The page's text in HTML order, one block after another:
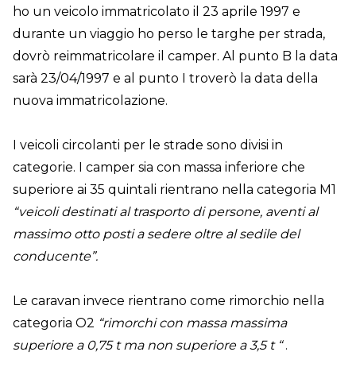
ho un veicolo immatricolato il 23 aprile 1997 e
durante un viaggio ho perso le targhe per strada,
dovrò reimmatricolare il camper. Al punto B la data
sarà 23/04/1997 e al punto I troverò la data della
nuova immatricolazione.
I veicoli circolanti per le strade sono divisi in
categorie. I camper sia con massa inferiore che
superiore ai 35 quintali rientrano nella categoria M1
“veicoli destinati al trasporto di persone, aventi al
massimo otto posti a sedere oltre al sedile del
conducente”.
Le caravan invece rientrano come rimorchio nella
categoria O2 “rimorchi con massa massima
superiore a 0,75 t ma non superiore a 3,5 t “.